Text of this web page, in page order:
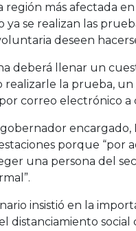
región más afectada
ya se realizan las
deseen
deberá llenar un
realizarle la prueba,
por correo electrónico a
encargado,
porque “por
una persona del
insistió en la
distanciamiento social